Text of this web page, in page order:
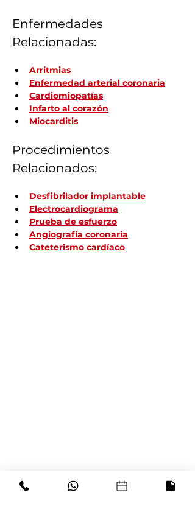
Enfermedades
Relacionadas:
Arritmias
Enfermedad arterial coronaria
Cardiomiopatías
Infarto al corazón
Miocarditis
Procedimientos
Relacionados:
Desfibrilador implantable
Electrocardiograma
Prueba de esfuerzo
Angiografía coronaria
Cateterismo cardíaco